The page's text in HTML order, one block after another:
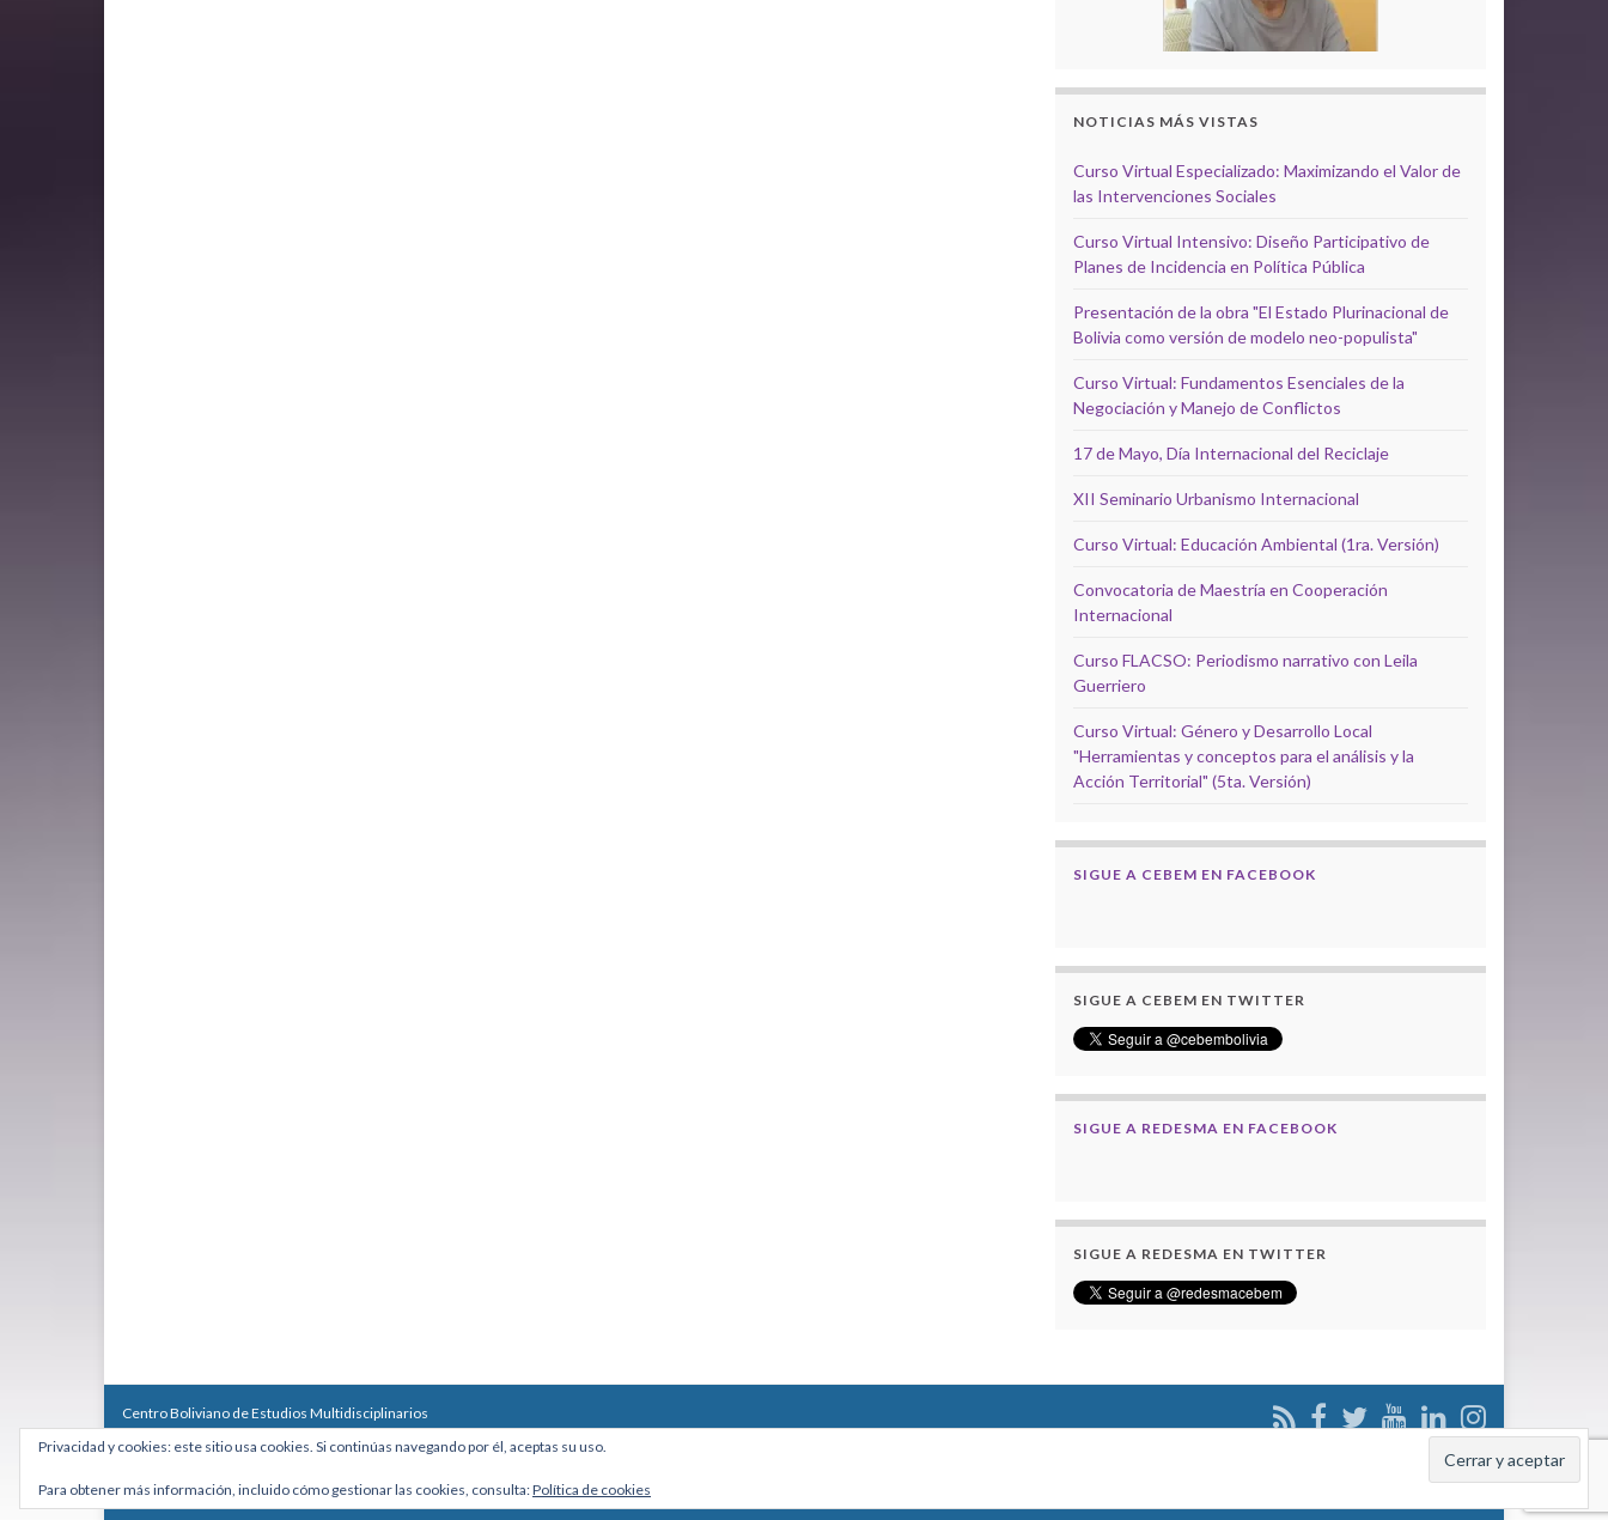
NOTICIAS MÁS VISTAS
Curso Virtual Especializado: Maximizando el Valor de
las Intervenciones Sociales
Curso Virtual Intensivo: Diseño Participativo de
Planes de Incidencia en Política Pública
Presentación de la obra "El Estado Plurinacional de
Bolivia como versión de modelo neo-populista"
Curso Virtual: Fundamentos Esenciales de la
Negociación y Manejo de Conflictos
17 de Mayo, Día Internacional del Reciclaje
XII Seminario Urbanismo Internacional
Curso Virtual: Educación Ambiental (1ra. Versión)
Convocatoria de Maestría en Cooperación
Internacional
Curso FLACSO: Periodismo narrativo con Leila
Guerriero
Curso Virtual: Género y Desarrollo Local
"Herramientas y conceptos para el análisis y la
Acción Territorial" (5ta. Versión)
SIGUE A CEBEM EN FACEBOOK
SIGUE A CEBEM EN TWITTER
SIGUE A REDESMA EN FACEBOOK
SIGUE A REDESMA EN TWITTER
Centro Boliviano de Estudios Multidisciplinarios
Calle Macario Pinilla # 2588 esq. Av. Arce, Edificio Arcadia, Mezzanine, Of. 101 - La Paz, Bolivia
Teléfono: +591 2431818 - Celular: +591 73027636
Hecho con
por Graphene Themes.
Privacidad y cookies: este sitio usa cookies. Si continúas navegando por él, aceptas su uso.
Para obtener más información, incluido cómo gestionar las cookies, consulta:Política de cookies